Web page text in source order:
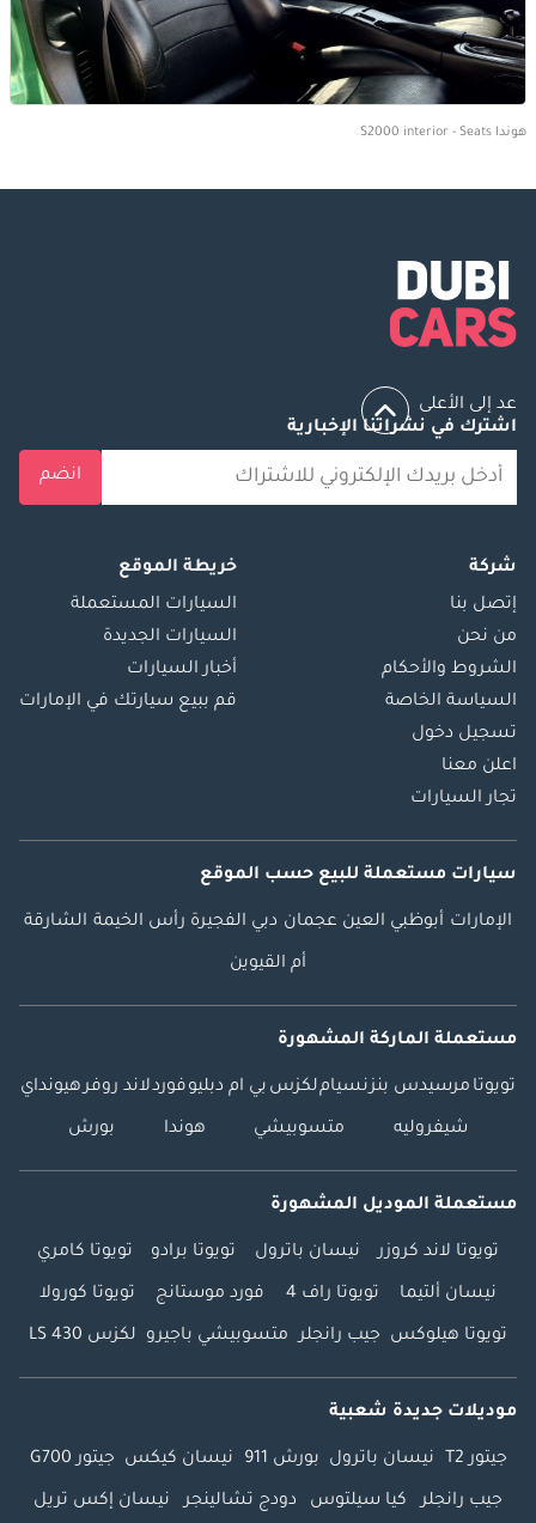
هوندا S2000 interior - Seats
عد إلى الأعلى
اشترك في نشراتنا الإخبارية
انضم
شركة
إتصل بنا
من نحن
الشروط والأحكام
السياسة الخاصة
تسجيل دخول
اعلن معنا
تجار السيارات
خريطة الموقع
السيارات المستعملة
السيارات الجديدة
أخبار السيارات
قم ببيع سيارتك في الإمارات
سيارات مستعملة للبيع حسب الموقع
الإمارات أبوظبي العين عجمان دبي الفجيرة رأس الخيمة الشارقة
أم القيوين
مستعملة الماركة المشهورة
تويوتا مرسيدس بنزنسياملكزس بي ام دبليوفوردلاند روفرهيونداي
شيفروليه متسوبيشي هوندا بورش
مستعملة الموديل المشهورة
تويوتا لاند كروزر نيسان باترول تويوتا برادو تويوتا كامري
نيسان ألتيما تويوتا راف 4 فورد موستانج تويوتا كورولا
تويوتا هيلوكس جيب رانجلر متسوبيشي باجيرو لكزس LS 430
موديلات جديدة شعبية
جيتور T2 نيسان باترول بورش 911 نيسان كيكس جيتور G700
جيب رانجلر كيا سيلتوس دودج تشالينجر نيسان إكس تريل